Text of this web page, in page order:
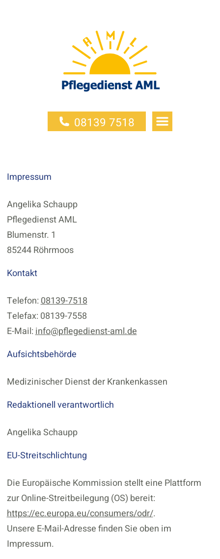
08139 7518
Impressum
Angelika Schaupp
Pflegedienst AML
Blumenstr. 1
85244 Röhrmoos
Kontakt
Telefon:08139-7518
Telefax: 08139-7558
E-Mail:info@pflegedienst-aml.de
Aufsichtsbehörde
Medizinischer Dienst der Krankenkassen
Redaktionell verantwortlich
Angelika Schaupp
EU-Streitschlichtung
Die Europäische Kommission stellt eine Plattform
zur Online-Streitbeilegung (OS) bereit:
https://ec.europa.eu/consumers/odr/.
Unsere E-Mail-Adresse finden Sie oben im
Impressum.